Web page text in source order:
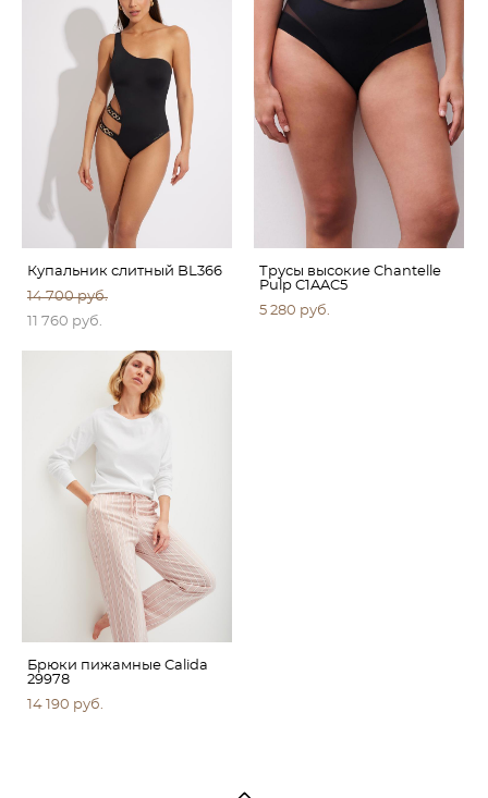
Купальник слитный BL366
14 700 pуб.
11 760 pуб.
Трусы высокие Chantelle
Pulp C1AAC5
5 280 pуб.
Брюки пижамные Calida
29978
14 190 pуб.